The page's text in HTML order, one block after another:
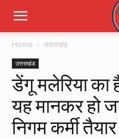
Home उत्तराखंड
उत्तराखंड
डेंगू मलेरिया
यह मानकर हो
निगम कर्मी तैयार